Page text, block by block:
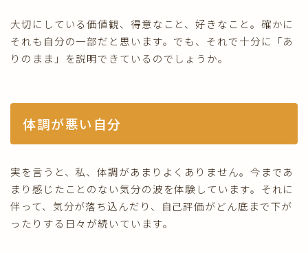
大切にしている価値観、得意なこと、好きなこと。確かに
それも自分の一部だと思います。でも、それで十分に「あ
りのまま」を説明できているのでしょうか。
体調が悪い自分
実を言うと、私、体調があまりよくありません。今まであ
まり感じたことのない気分の波を体験しています。それに
伴って、気分が落ち込んだり、自己評価がどん底まで下が
ったりする日々が続いています。